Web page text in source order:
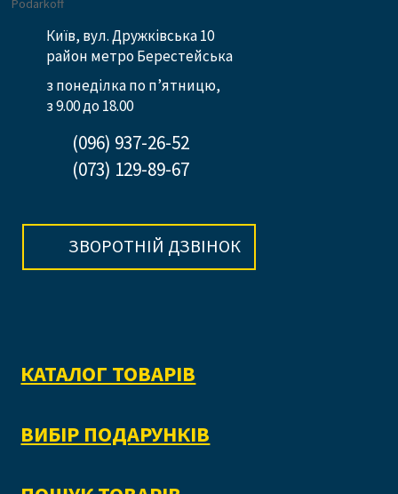
Київ, вул. Дружківська 10
район метро Берестейська
з понеділка по п’ятницю,
з 9.00 до 18.00
(096) 937-26-52
(073) 129-89-67
ЗВОРОТНІЙ ДЗВІНОК
КАТАЛОГ ТОВАРІВ
ВИБІР ПОДАРУНКІВ